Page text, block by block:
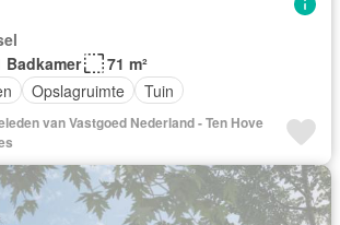
Badkamer
71 m²
Opslagruimte Tuin
van Vastgoed Nederland - Ten Hove